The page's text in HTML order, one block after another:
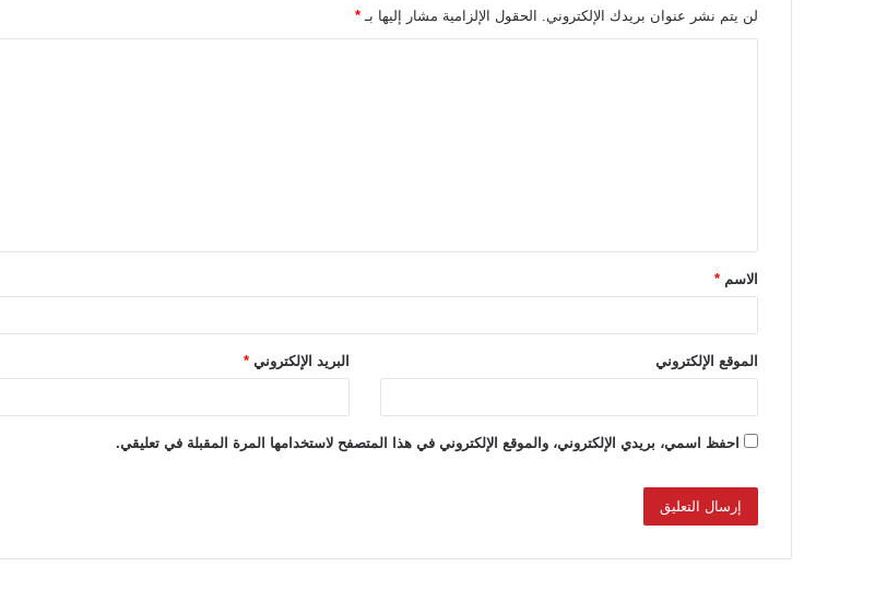
لن يتم نشر عنوان بريدك الإلكتروني. الحقول الإلزامية مشار إليها بـ *
ق
*الاسم *
البريد الإلكتروني* الموقع الإلكتروني
احفظ اسمي، بريدي الإلكتروني، والموقع الإلكتروني في هذا المتصفح لاستخدامها المرة المقبلة في تعليقي.